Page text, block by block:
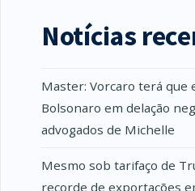
Notícias
Master: Vorcaro terá que
Bolsonaro em delação
advogados de Michelle
Mesmo sob tarifaço de
recorde de exportações